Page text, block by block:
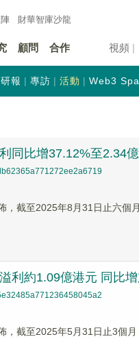
財華智庫沙龍
顧問 合作 視頻
研報 專訪 活動 Web3
同比增37.12%至2.34
，截至2025年8月31日止六
利約1.09億港元 同比
，截至2025年5月31日止3個